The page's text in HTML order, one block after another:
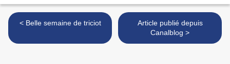
< Belle semaine de triciot
Article publié depuis
Canalblog >